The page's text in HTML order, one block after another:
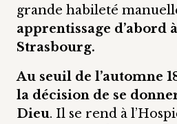
grande habileté
apprentissage d’abord
Strasbourg.
Au seuil de l’automne
la décision de se
Dieu. Il se rend à